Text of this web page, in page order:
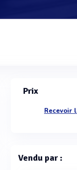
Prix
Recevoir
Vendu par :